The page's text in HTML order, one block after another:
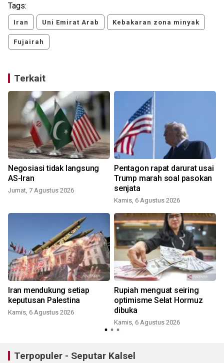
Tags:
Iran Uni Emirat Arab Kebakaran zona minyak
Fujairah
Terkait
Negosiasi tidak langsung
AS-Iran
Jumat, 7 Agustus 2026
Pentagon rapat darurat usai
Trump marah soal pasokan
senjata
Kamis, 6 Agustus 2026
Iran mendukung setiap
keputusan Palestina
Kamis, 6 Agustus 2026
Rupiah menguat seiring
optimisme Selat Hormuz
dibuka
Kamis, 6 Agustus 2026
Terpopuler - Seputar Kalsel